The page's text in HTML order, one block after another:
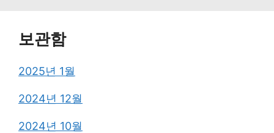
보관함
2025년 1월
2024년 12월
2024년 10월